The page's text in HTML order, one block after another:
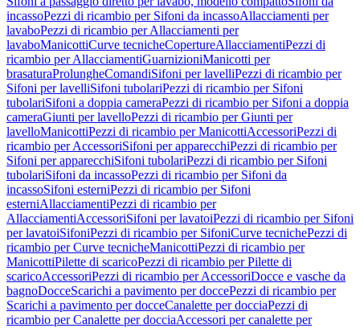
incassoPezzi di ricambio per Sifoni da incassoAllacciamenti per
lavaboPezzi di ricambio per Allacciamenti per
lavaboManicottiCurve tecnicheCopertureAllacciamentiPezzi di
ricambio per AllacciamentiGuarnizioniManicotti per
brasaturaProlungheComandiSifoni per lavelliPezzi di ricambio per
Sifoni per lavelliSifoni tubolariPezzi di ricambio per Sifoni
tubolariSifoni a doppia cameraPezzi di ricambio per Sifoni a doppia
cameraGiunti per lavelloPezzi di ricambio per Giunti per
lavelloManicottiPezzi di ricambio per ManicottiAccessoriPezzi di
ricambio per AccessoriSifoni per apparecchiPezzi di ricambio per
Sifoni per apparecchiSifoni tubolariPezzi di ricambio per Sifoni
tubolariSifoni da incassoPezzi di ricambio per Sifoni da
incassoSifoni esterniPezzi di ricambio per Sifoni
esterniAllacciamentiPezzi di ricambio per
AllacciamentiAccessoriSifoni per lavatoiPezzi di ricambio per Sifoni
per lavatoiSifoniPezzi di ricambio per SifoniCurve tecnichePezzi di
ricambio per Curve tecnicheManicottiPezzi di ricambio per
ManicottiPilette di scaricoPezzi di ricambio per Pilette di
scaricoAccessoriPezzi di ricambio per AccessoriDocce e vasche da
bagnoDocceScarichi a pavimento per doccePezzi di ricambio per
Scarichi a pavimento per docceCanalette per docciaPezzi di
ricambio per Canalette per docciaAccessori per canalette per